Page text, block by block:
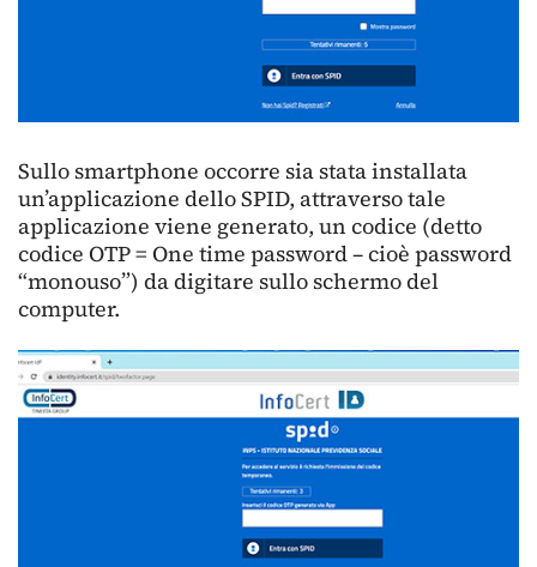
Sullo smartphone occorre sia stata installata
un’applicazione dello SPID, attraverso tale
applicazione viene generato, un codice (detto
codice OTP = One time password – cioè password
“monouso”) da digitare sullo schermo del
computer.